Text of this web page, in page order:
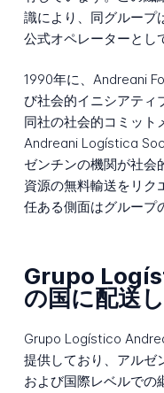
識により、同グループ
公式オペレーターとし
1990年に、Andreani
び社会的イニシアティ
同社の社会的コミット
Andreani Logística
ゼンチンの機関が社会
資源の無料輸送をリク
任ある側面はグループ
Grupo
の国に配送
Grupo Logístico
提供しており、アルゼ
および国際レベルでの